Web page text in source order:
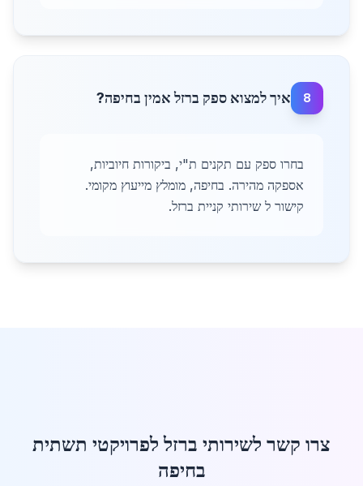
8 איך למצוא ספק ברזל אמין בחיפה?
בחרו ספק עם תקנים ת"י, ביקורות חיוביות,
אספקה מהירה. בחיפה, מומלץ מייעוץ מקומי.
קישור ל שירותי קניית ברזל.
צרו קשר לשירותי ברזל לפרויקטי תשתית
בחיפה